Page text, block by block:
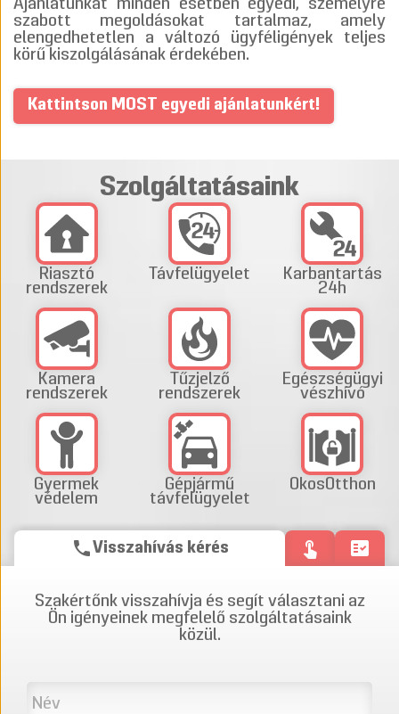
Ajánlatunkat minden esetben egyedi, személyre
szabott megoldásokat tartalmaz, amely
elengedhetetlen a változó ügyféligények teljes
körű kiszolgálásának érdekében.
Kattintson MOST egyedi ajánlatunkért!
Szolgáltatásaink
Riasztó
rendszerek
Távfelügyelet
Karbantartás
24h
Kamera
rendszerek
Tűzjelző
rendszerek
Egészségügyi
vészhívó
Gyermek
védelem
Gépjármű
távfelügyelet
OkosOtthon
phoneVisszahívás kérés touch_app fact_check
Szakértőnk visszahívja és segít választani az
Ön igényeinek megfelelő szolgáltatásaink
közül.